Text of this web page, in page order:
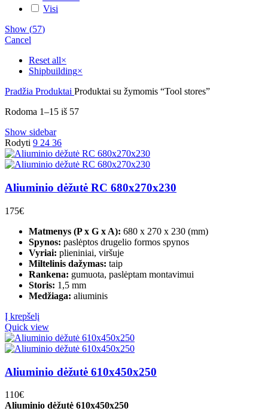
Visi
Show (57)
Cancel
Reset all×
Shipbuilding×
Pradžia Produktai Produktai su žymomis “Tool stores”
Rodoma 1–15 iš 57Sorted
Show sidebar
Rodyti 9 24 36
Aliuminio dėžutė RC 680x270x230
175€
Matmenys (P x G x A): 680 x 270 x 230 (mm)
Spynos: paslėptos drugelio formos spynos
Vyriai: plieniniai, viršuje
Miltelinis dažymas: taip
Rankena: gumuota, paslėptam montavimui
Storis: 1,5 mm
Medžiaga: aliuminis
Į krepšelį
Quick view
Aliuminio dėžutė 610x450x250
110€
Aliuminio dėžutė 610x450x250